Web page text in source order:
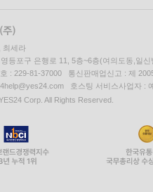
최세라
등포구 은행로 11, 5층~6층(여의도동,일신
: 229-81-37000 통신판매업신고 : 제
호스팅 서비스사업자 :
Corp. All Rights Reserved.